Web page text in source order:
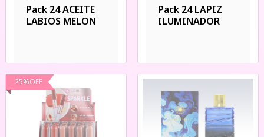
Pack 24 ACEITE
LABIOS MELON
Pack 24 LAPIZ
ILUMINADOR
25%OFF